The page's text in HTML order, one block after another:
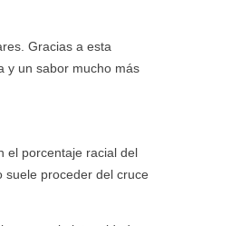
Gracias a esta
y un sabor mucho más
el porcentaje racial del
suele proceder del cruce